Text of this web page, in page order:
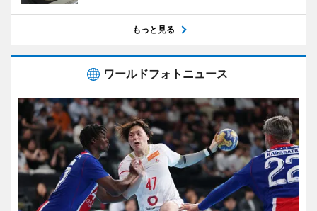
もっと見る
ワールドフォトニュース